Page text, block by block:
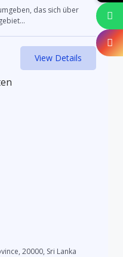
das sich über
View Details
20000, Sri Lanka